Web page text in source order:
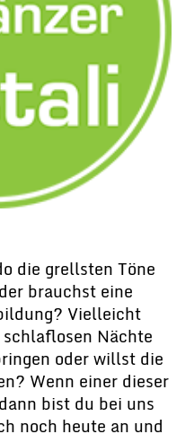
die grellsten Töne
brauchst eine
Vielleicht
Nächte
oder willst die
Wenn einer dieser
bist du bei uns
noch heute an und